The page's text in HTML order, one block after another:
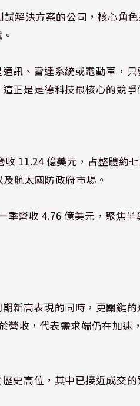
解決方案的公司，核心角
訊、雷達系統或電動車，
正是是德科技最核心的競爭
11.24 億美元，占整體約
航太國防政府市場。
季營收 4.76 億美元，聚焦
新高表現的同時，更關鍵
營收，代表需求端仍在加速
史高位，其中已接近成交